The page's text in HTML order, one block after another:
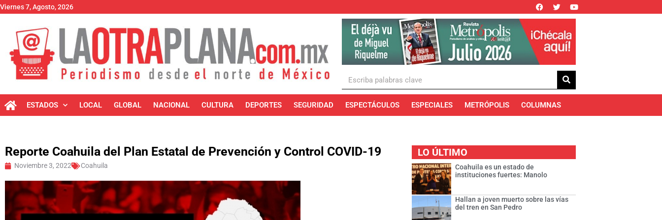
Viernes 7, Agosto, 2026
ESTADOS LOCAL GLOBAL NACIONAL CULTURA DEPORTES SEGURIDAD ESPECTÁCULOS ESPECIALES METRÓPOLIS COLUMNAS
Reporte Coahuila del Plan Estatal de Prevención y Control COVID-19
Noviembre 3, 2022 Coahuila
LO ÚLTIMO
Coahuila es un estado de
instituciones fuertes: Manolo
Hallan a joven muerto sobre las vías
del tren en San Pedro